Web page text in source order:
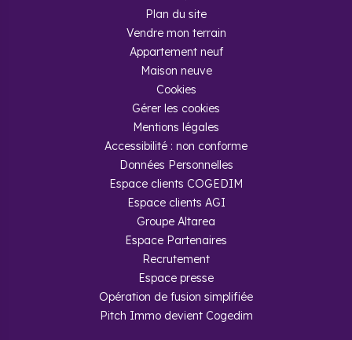
Plan du site
Vendre mon terrain
Appartement neuf
Maison neuve
Cookies
Gérer les cookies
Mentions légales
Accessibilité : non conforme
Données Personnelles
Espace clients COGEDIM
Espace clients AGI
Groupe Altarea
Espace Partenaires
Recrutement
Espace presse
Opération de fusion simplifiée
Pitch Immo devient Cogedim